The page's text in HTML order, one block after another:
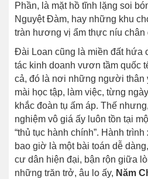
Phần, là mặt hồ tĩnh lặng soi
Nguyệt Đàm, hay những khu
tràn hương vị ẩm thực níu
Đài Loan cũng là miền đất hứa
tác kinh doanh vươn tầm quốc
cả, đó là nơi những người thân
mài học tập, làm việc, từng
khắc đoàn tụ ấm áp. Thế
nghiệm vô giá ấy luôn tồn tại
“thủ tục hành chính”. Hành
bao giờ là một bài toán dễ
cư dân hiện đại, bận rộn giữa
những trăn trở, âu lo ấy, Năm